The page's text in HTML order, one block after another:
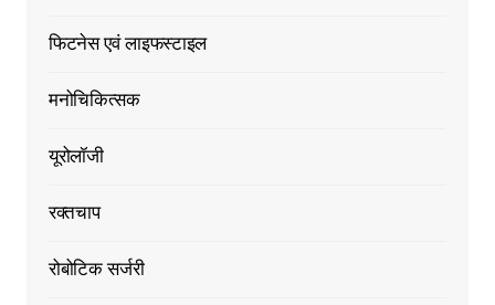
फिटनेस एवं लाइफस्टाइल
मनोचिकित्सक
यूरोलॉजी
रक्तचाप
रोबोटिक सर्जरी